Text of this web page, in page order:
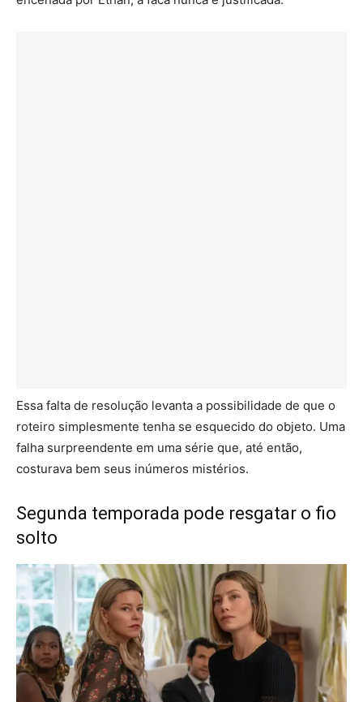
Essa falta de resolução levanta a possibilidade de que o
roteiro simplesmente tenha se esquecido do objeto. Uma
falha surpreendente em uma série que, até então,
costurava bem seus inúmeros mistérios.
Segunda temporada pode resgatar o fio
solto